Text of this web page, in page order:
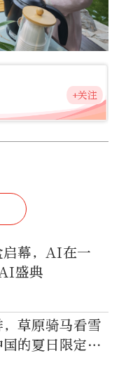
+关注
启幕，AI在一
盛典
草原骑马看雪
的夏日限定体